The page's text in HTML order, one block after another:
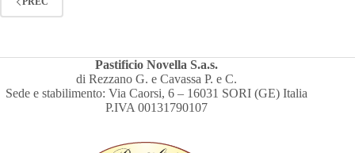
Pastificio Novella S.a.s.
di Rezzano G. e Cavassa P. e C.
Sede e stabilimento: Via Caorsi, 6 – 16031 SORI (GE) Italia
P.IVA 00131790107